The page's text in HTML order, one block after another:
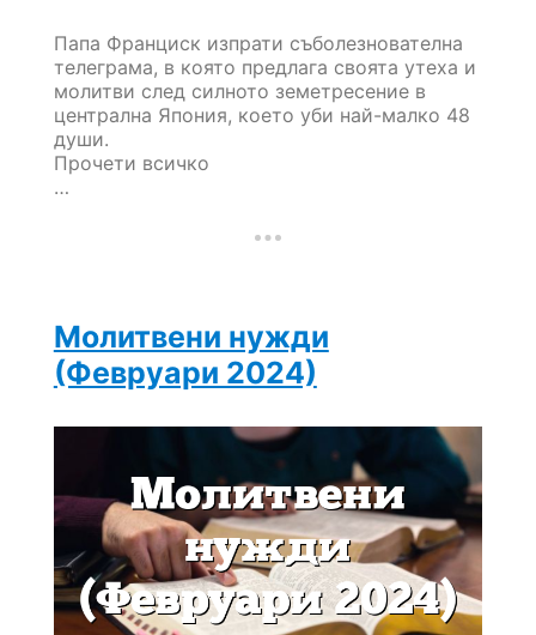
Папа Франциск изпрати съболезнователна
телеграма, в която предлага своята утеха и
молитви след силното земетресение в
централна Япония, което уби най-малко 48
души.
Прочети всичко
…
Молитвени нужди
(Февруари 2024)